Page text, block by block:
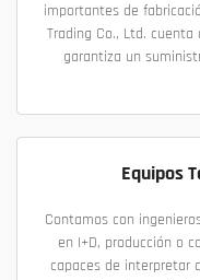
importantes de
Trading Co., Ltd.
garantiza un
Equipos
Contamos con
en I+D, producción o
capaces de interpretar